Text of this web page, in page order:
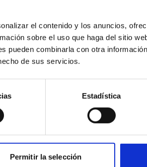
el contenido y los anuncios,
sobre el uso que haga del sitio
pueden combinarla con otra
de sus servicios.
Estadística
Permitir la selección
de éxito con grandes ventajas:
Volapié.